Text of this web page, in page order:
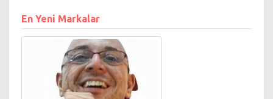
En Yeni Markalar